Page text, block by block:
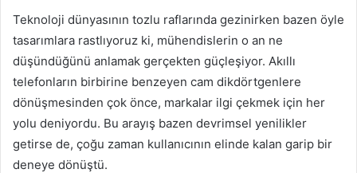
Teknoloji dünyasının tozlu raflarında gezinirken bazen öyle
tasarımlara rastlıyoruz ki, mühendislerin o an ne
düşündüğünü anlamak gerçekten güçleşiyor. Akıllı
telefonların birbirine benzeyen cam dikdörtgenlere
dönüşmesinden çok önce, markalar ilgi çekmek için her
yolu deniyordu. Bu arayış bazen devrimsel yenilikler
getirse de, çoğu zaman kullanıcının elinde kalan garip bir
deneye dönüştü.